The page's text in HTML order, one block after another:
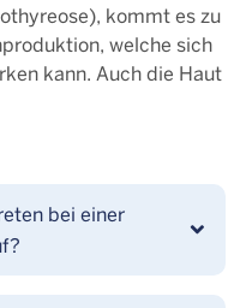
kommt es zu
welche sich
kann. Auch die Haut
bei einer